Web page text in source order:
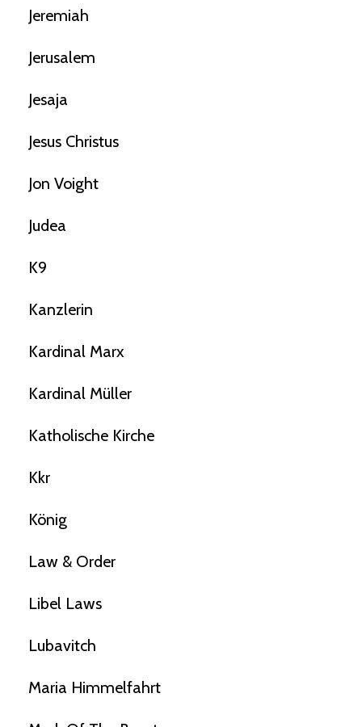
Jeremiah
Jerusalem
Jesaja
Jesus Christus
Jon Voight
Judea
K9
Kanzlerin
Kardinal Marx
Kardinal Müller
Katholische Kirche
Kkr
König
Law & Order
Libel Laws
Lubavitch
Maria Himmelfahrt